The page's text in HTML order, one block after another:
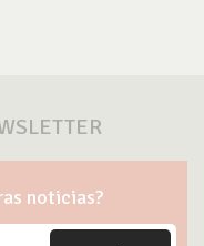
noticias?